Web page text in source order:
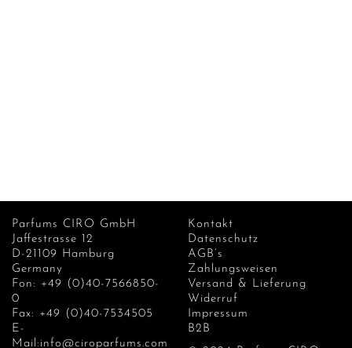
Parfums CIRO GmbH
Jaffestrasse 12
D-21109 Hamburg
Germany
Fon: +49 (0)40-7566850-
0
Fax: +49 (0)40-7534505
E-
Mail:info@ciroparfums.com
Kontakt
Datenschutz
AGB’s
Zahlungsweisen
Versand & Lieferung
Widerruf
Impressum
B2B